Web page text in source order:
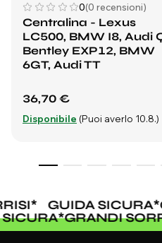
0(0 recensioni)
Centralina - Lexus
LC500, BMW I8, Audi
Bentley EXP12, BMW
6GT, Audi TT
36,70 €
Disponibile (Puoi averlo 10.8.)
* GUIDA SICURA*
SICURA*GRANDI